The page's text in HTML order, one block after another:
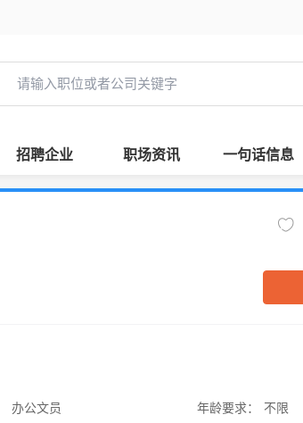
招聘企业 职场资讯 一句话信息
办公文员
年龄要求：
不限